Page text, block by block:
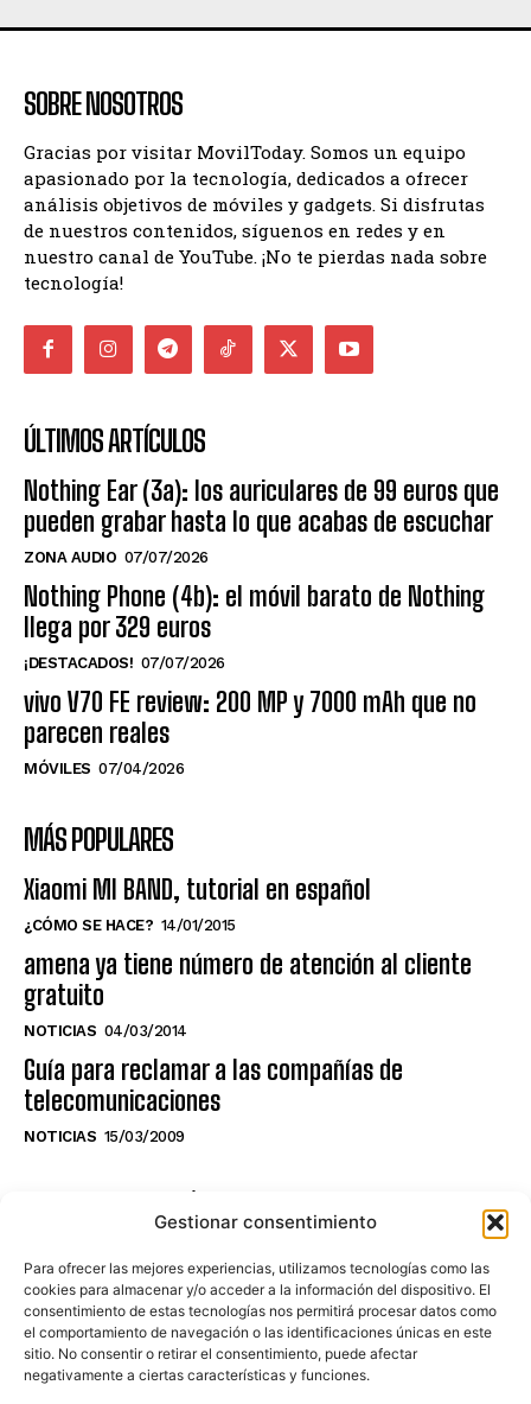
Gestionar consentimiento
Para ofrecer las mejores experiencias, utilizamos tecnologías como las
cookies para almacenar y/o acceder a la información del dispositivo. El
consentimiento de estas tecnologías nos permitirá procesar datos como
el comportamiento de navegación o las identificaciones únicas en este
sitio. No consentir o retirar el consentimiento, puede afectar
negativamente a ciertas características y funciones.
SOBRE NOSOTROS
Gracias por visitar MovilToday. Somos un equipo
apasionado por la tecnología, dedicados a ofrecer
análisis objetivos de móviles y gadgets. Si disfrutas
de nuestros contenidos, síguenos en redes y en
nuestro canal de YouTube. ¡No te pierdas nada sobre
tecnología!
ÚLTIMOS ARTÍCULOS
Nothing Ear (3a): los auriculares de 99 euros que
pueden grabar hasta lo que acabas de escuchar
ZONA AUDIO 07/07/2026
Nothing Phone (4b): el móvil barato de Nothing
llega por 329 euros
¡DESTACADOS! 07/07/2026
vivo V70 FE review: 200 MP y 7000 mAh que no
parecen reales
MÓVILES 07/04/2026
MÁS POPULARES
Xiaomi MI BAND, tutorial en español
¿CÓMO SE HACE? 14/01/2015
amena ya tiene número de atención al cliente
gratuito
NOTICIAS 04/03/2014
Guía para reclamar a las compañías de
telecomunicaciones
NOTICIAS 15/03/2009
NO TE PIERDAS LO ÚLTIMO DEL CANAL
Haz clic en «Estoy de acuerdo» para
activar Youtube
POLÍTICA DE COOKIES